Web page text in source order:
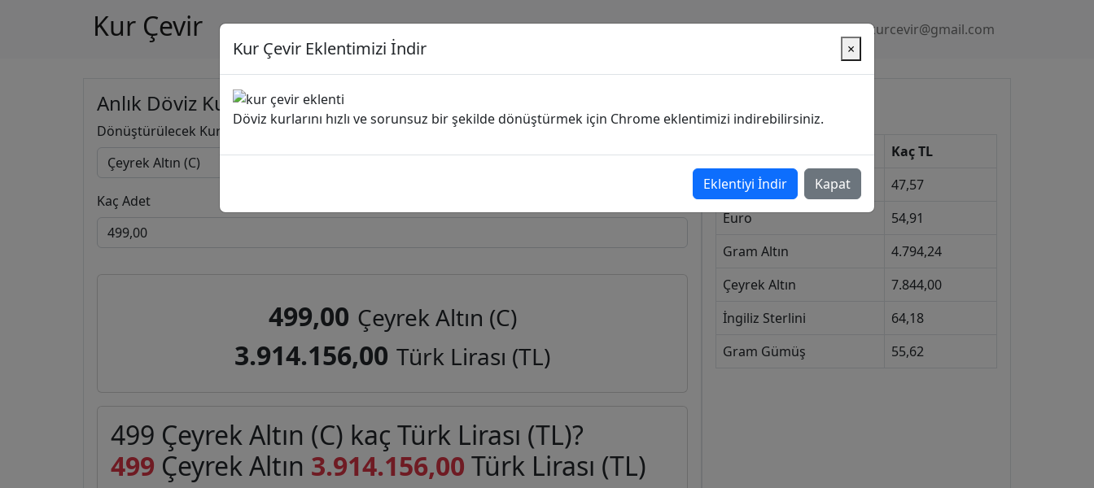
Kur Çevir Gizlilik Politikası kurcevir@gmail.com
Anlık Döviz Kuru Hesapla
Dönüştürülecek Kur Dönüşecek Kur
Kaç Adet
499,00 Çeyrek Altın (C)
3.914.156,00 Türk Lirası (TL)
499 Çeyrek Altın (C) kaç Türk Lirası (TL)?
499 Çeyrek Altın 3.914.156,00 Türk Lirası (TL)
Kur
Kaç TL
Dolar
47,57
Euro
54,91
Gram Altın
4.794,24
Çeyrek Altın
7.844,00
İngiliz Sterlini
64,18
Gram Gümüş
55,62
Kur Çevir Eklentimizi İndir ×
Döviz kurlarını hızlı ve sorunsuz bir şekilde dönüştürmek için Chrome eklentimizi indirebilirsiniz.
Eklentiyi İndir Kapat